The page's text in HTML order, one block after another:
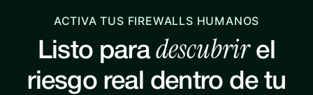
ACTIVA TUS FIREWALLS HUMANOS
Listo paradescubrirel
riesgo real dentro de tu